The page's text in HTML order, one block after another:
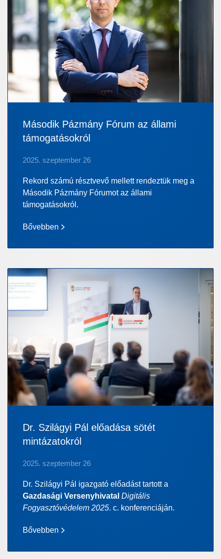
Második Pázmány Fórum az állami
támogatásokról
2025. szeptember 26
Rekord számú résztvevő mellett rendeztük meg a
Második Pázmány Fórumot az állami
támogatásokról.
Bővebben
Dr. Szilágyi Pál előadása sötét
mintázatokról
2025. szeptember 26
Dr. Szilágyi Pál igazgató előadást tartott a
Gazdasági Versenyhivatal Digitális
Fogyasztóvédelem 2025. c. konferenciáján.
Bővebben